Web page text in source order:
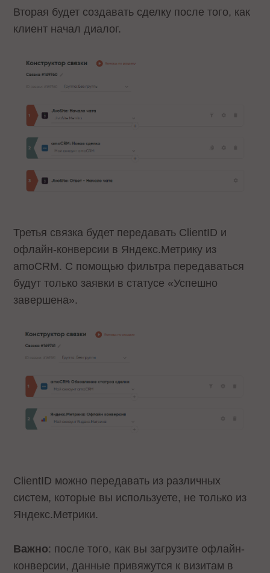
Вторая будет создавать сделку после того, как
клиент начал диалог.
Третья связка будет передавать ClientID и
офлайн-конверсии в Яндекс.Метрику из
amoCRM. С помощью фильтра передаваться
будут только заявки в статусе «Успешно
завершена».
ClientID можно передавать из различных
систем, которые вы используете, не только из
Яндекс.Метрики.
Важно: после того, как вы загрузите офлайн-
конверсии, данные привяжутся к визитам в